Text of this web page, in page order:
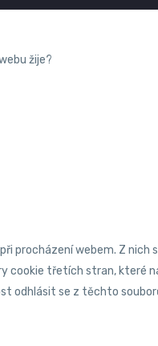
žije?
procházení webem. Z
cookie třetích stran,
odhlásit se z těchto